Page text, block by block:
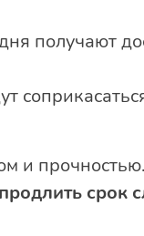
получают
и
срок